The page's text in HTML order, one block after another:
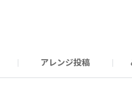
アレンジ投稿